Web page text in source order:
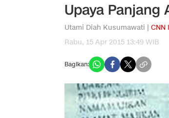
Upaya Panjang
Utami Diah Kusumawati | CNN
Rabu, 15 Apr 2015 13:49 WIB
Bagikan: